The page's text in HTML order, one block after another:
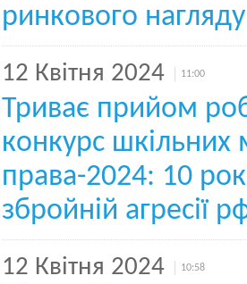
ринкового нагляду
12 Квітня 2024 11:00
Триває прийом
конкурс
права-2024: 10
збройній агресії
12 Квітня 2024 10:58